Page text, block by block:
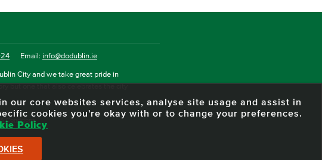
Email: info@dodublin.ie
City and we take great pride in
& Conditions
our core websites services, analyse site usage and assist in
cookies you're okay with or to change your preferences.
Policy